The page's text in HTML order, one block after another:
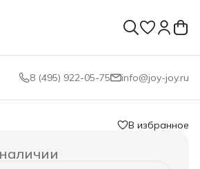
8 (495) 922-05-75 info@joy-joy.ru
В избранное